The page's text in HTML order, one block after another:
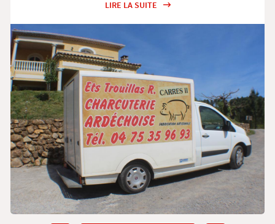
directement chez vous !
Contactez-nous par téléphone :
04 75 35 96 93
LIRE LA SUITE